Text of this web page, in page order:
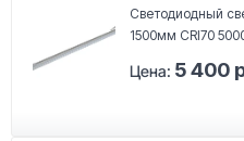
Светодиодный
1500мм CRI70
Цена: 5 400